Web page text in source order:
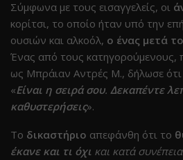
Σύμφωνα με τους εισαγγελείς, οι
κορίτσι, το οποίο ήταν υπό την
ουσιών και αλκοόλ, ο ένας μετά
Ένας από τους κατηγορούμενους,
ως Μπράιαν Αντρές Μ., δήλωσε ότι
«Είναι η σειρά σου. Δεκαπέντε
καθυστερήσεις».
Το δικαστήριο απεφάνθη ότι το
έκανε και τι όχι και κατά